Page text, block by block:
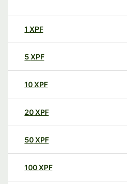
1 XPF
5 XPF
10XPF
20XPF
50XPF
100XPF